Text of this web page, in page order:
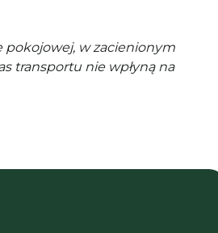
w zacienionym
transportu nie wpłyną na